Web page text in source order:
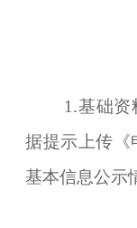
1.基础资
据提示上传《
基本信息公示